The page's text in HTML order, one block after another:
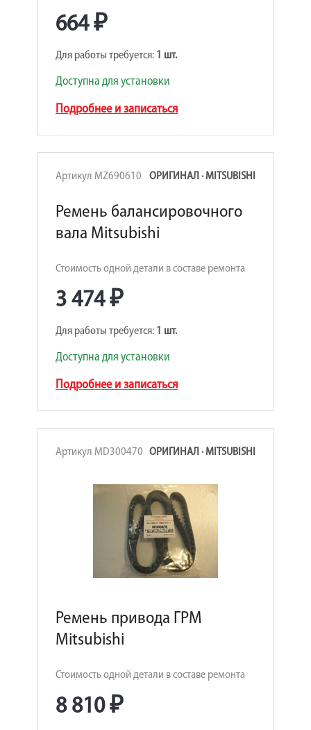
664 ₽
Для работы требуется: 1 шт.
Доступна для установки
Подробнее и записаться
Артикул MZ690610 ОРИГИНАЛ · MITSUBISHI
Ремень балансировочного
вала Mitsubishi
Стоимость одной детали в составе ремонта
3 474 ₽
Для работы требуется: 1 шт.
Доступна для установки
Подробнее и записаться
Артикул MD300470 ОРИГИНАЛ · MITSUBISHI
Ремень привода ГРМ
Mitsubishi
Стоимость одной детали в составе ремонта
8 810 ₽